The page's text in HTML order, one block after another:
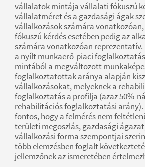
vállalatok mintája vállalati fókuszú
vállalatméret és a gazdasági ágak
vállalkozások számára
fókuszú kérdés esetében pedig az
számára vonatkozóan
a nyílt munkaerő-piaci
mintából a megváltozott
foglalkoztatottak aránya alapján
vállalkozásokat, melyeknek a
foglalkoztatás a profilja (azaz 50%-
rehabilitációs foglalkoztatási
fontos, hogy a felmérés nem
területi megoszlás, gazdasági
vállalkozási forma szempontjai
több elemzésben foglalt
jellemzőnek az ismeretében